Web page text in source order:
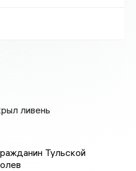
ливень
Тульской